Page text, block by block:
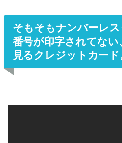
そもそもナンバーレ
番号が印字されてない
見るクレジットカード